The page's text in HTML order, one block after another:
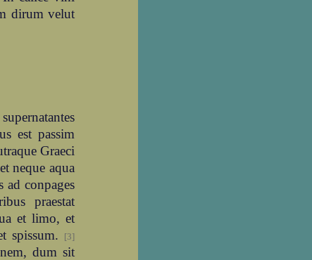
dirum velut
est passim
Graeci
neque aqua
conpages
praestat
et limo, et
spissum.
[3]
dum sit